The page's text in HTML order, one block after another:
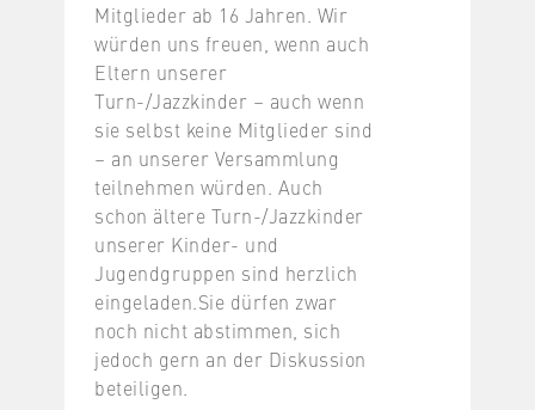
Mitglieder ab 16 Jahren. Wir
würden uns freuen, wenn auch
Eltern unserer
Turn-/Jazzkinder – auch wenn
sie selbst keine Mitglieder sind
– an unserer Versammlung
teilnehmen würden. Auch
schon ältere Turn-/Jazzkinder
unserer Kinder- und
Jugendgruppen sind herzlich
eingeladen.Sie dürfen zwar
noch nicht abstimmen, sich
jedoch gern an der Diskussion
beteiligen.